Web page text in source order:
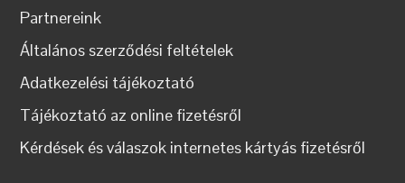
Partnereink
Általános szerződési feltételek
Adatkezelési tájékoztató
Tájékoztató az online fizetésről
Kérdések és válaszok internetes kártyás fizetésről